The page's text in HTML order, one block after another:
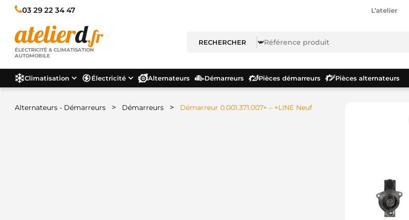
03 29 22 34 47 L’atelier
ÉLECTRICITÉ & CLIMATISATION
AUTOMOBILE
Climatisation Électricité Alternateurs Démarreurs Pièces démarreurs Pièces alternateurs
Alternateurs - Démarreurs > Démarreurs > Démarreur 0.001.371.007+ – +LINE Neuf